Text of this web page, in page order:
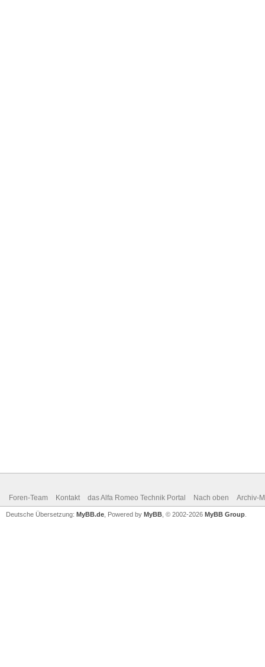
Foren-Team Kontakt das Alfa Romeo Technik Portal Nach oben Archiv-
Deutsche Übersetzung: MyBB.de , Powered by MyBB , © 2002-2026 MyBB Group